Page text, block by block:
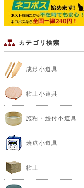
カテゴリ検索
成形小道具
粘土小道具
施釉・絵付小道具
焼成小道具
粘土